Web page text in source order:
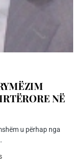
NË
u përhap nga